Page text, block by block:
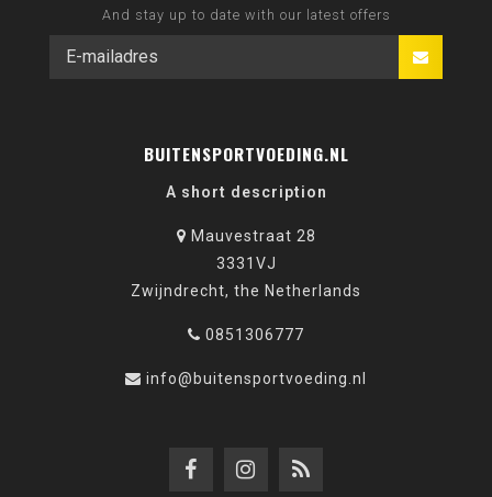
And stay up to date with our latest offers
BUITENSPORTVOEDING.NL
A short description
Mauvestraat 28
3331VJ
Zwijndrecht, the Netherlands
0851306777
info@buitensportvoeding.nl